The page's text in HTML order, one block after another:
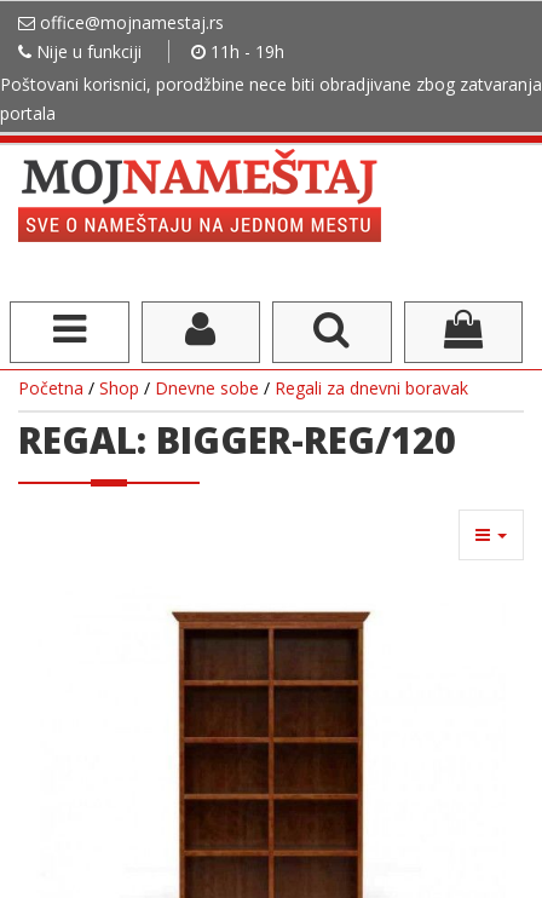
office@mojnamestaj.rs
Nije u funkciji
11h - 19h
Poštovani korisnici, porodžbine nece biti obradjivane zbog zatvaranja
portala
Početna / Shop / Dnevne sobe / Regali za dnevni boravak
REGAL: BIGGER-REG/120